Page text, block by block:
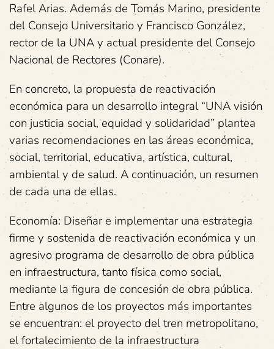
Rafel Arias. Además de Tomás Marino, presidente
del Consejo Universitario y Francisco González,
rector de la UNA y actual presidente del Consejo
Nacional de Rectores (Conare).
En concreto, la propuesta de reactivación
económica para un desarrollo integral “UNA visión
con justicia social, equidad y solidaridad” plantea
varias recomendaciones en las áreas económica,
social, territorial, educativa, artística, cultural,
ambiental y de salud. A continuación, un resumen
de cada una de ellas.
Economía: Diseñar e implementar una estrategia
firme y sostenida de reactivación económica y un
agresivo programa de desarrollo de obra pública
en infraestructura, tanto física como social,
mediante la figura de concesión de obra pública.
Entre algunos de los proyectos más importantes
se encuentran: el proyecto del tren metropolitano,
el fortalecimiento de la infraestructura